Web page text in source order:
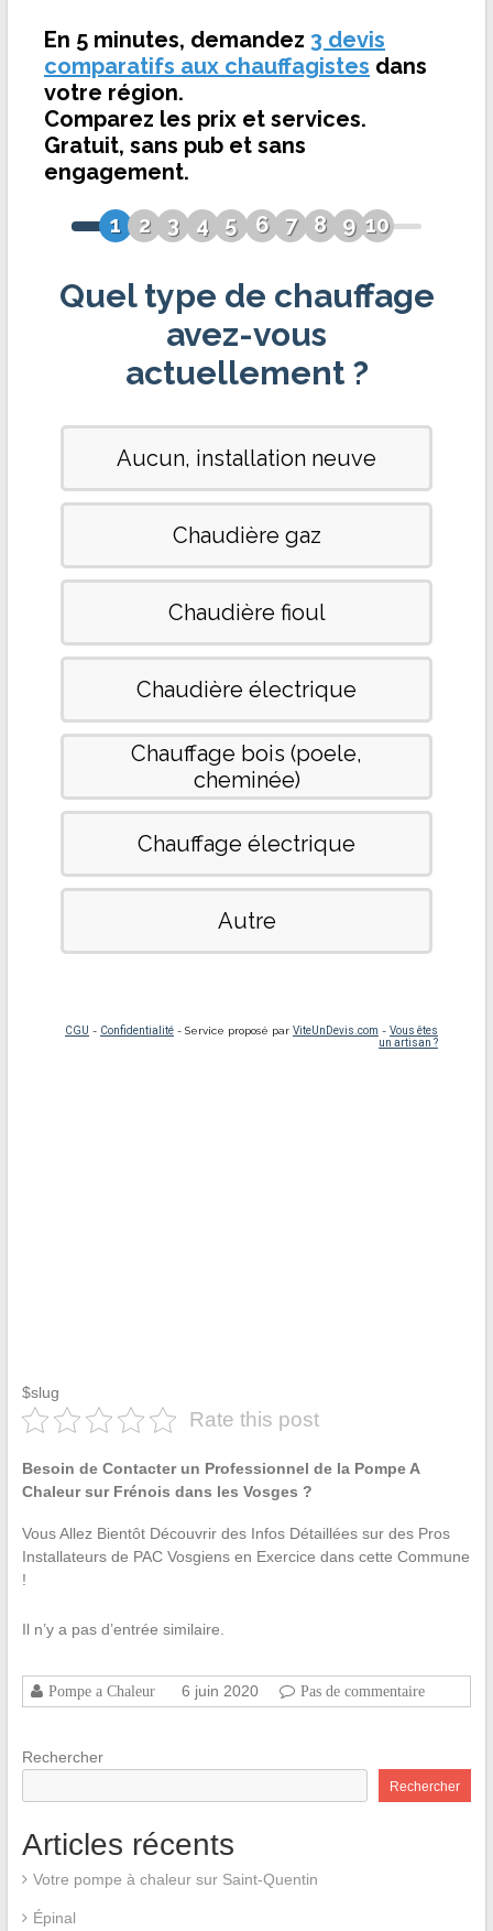
$slug
Rate this post
Besoin de Contacter un Professionnel de la Pompe A
Chaleur sur Frénois dans les Vosges ?
Vous Allez Bientôt Découvrir des Infos Détaillées sur des Pros
Installateurs de PAC Vosgiens en Exercice dans cette Commune
!
Il n’y a pas d’entrée similaire.
Pompe a Chaleur 6 juin 2020 Pas de commentaire
Rechercher
Rechercher
Articles récents
Votre pompe à chaleur sur Saint-Quentin
Épinal